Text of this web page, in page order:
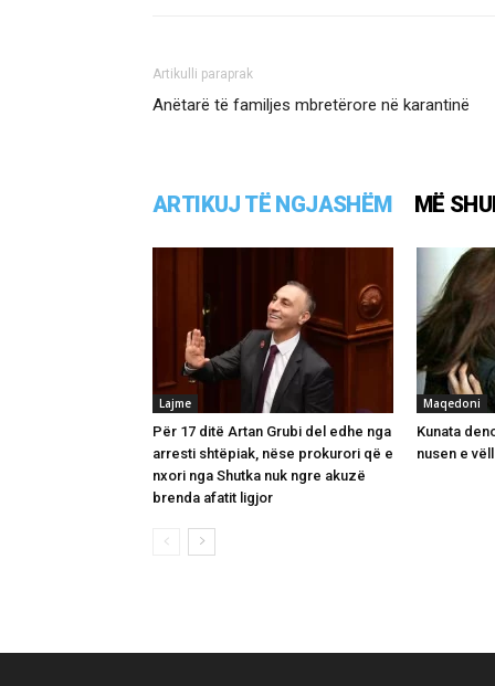
Artikulli paraprak
Anëtarë të familjes mbretërore në karantinë
ARTIKUJ TË NGJASHËM MË
Lajme
Për 17 ditë Artan Grubi del edhe nga
arresti shtëpiak, nëse prokurori që e
nxori nga Shutka nuk ngre akuzë
brenda afatit ligjor
Maqedoni
Kunata
nusen e